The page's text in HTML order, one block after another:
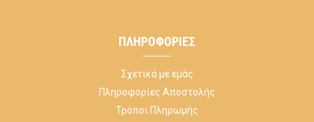
ΠΛΗΡΟΦΟΡΊΕΣ
Σχετικά με εμάς
Πληροφορίες Αποστολής
Τρόποι Πληρωμής